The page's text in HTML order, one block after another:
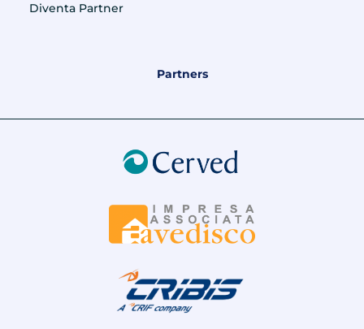
Diventa Partner
Partners